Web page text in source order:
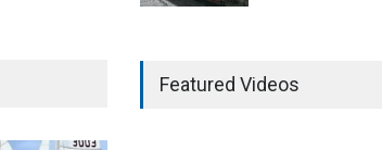
Featured Videos